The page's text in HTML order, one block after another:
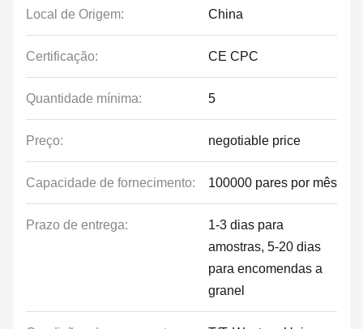
Local de Origem: China
Certificação: CE CPC
Quantidade mínima: 5
Preço: negotiable price
Capacidade de fornecimento: 100000 pares por mês
Prazo de entrega:
1-3 dias para
amostras, 5-20 dias
para encomendas a
granel